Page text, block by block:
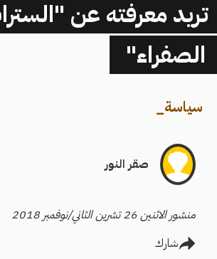
تريد معرفته عن
الصفراء"
سياسة_
صقر النور
منشور الاثنين 26 تشرين الثاني/نوفمبر 2018
شارك